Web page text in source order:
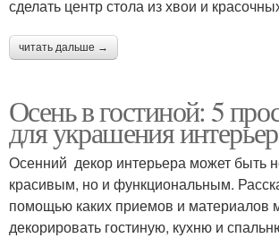
сделать центр стола из хвои и
читать дальше →
Осень в гостиной: 5
для украшения
Осенний декор интерьера может быть
красивым, но и функциональным.
помощью каких приемов и материалов
декорировать гостиную, кухню и